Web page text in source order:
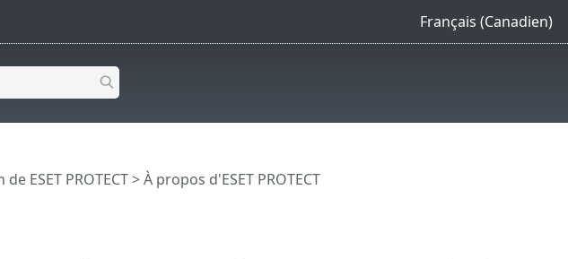
Français (Canadien)
ESET PROTECT> À propos d'ESET PROTECT